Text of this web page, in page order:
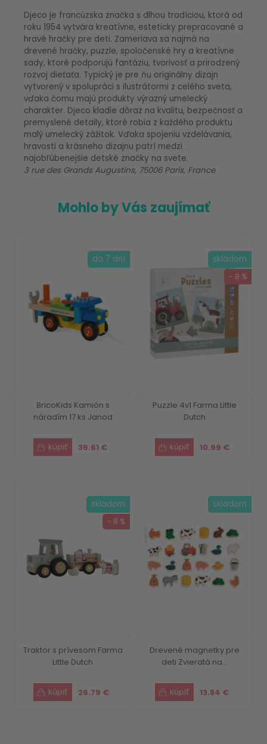
Djeco je francúzska značka s dlhou tradíciou, ktorá od
roku 1954 vytvára kreatívne, esteticky prepracované a
hravé hračky pre deti. Zameriava sa najmä na
drevené hračky, puzzle, spoločenské hry a kreatívne
sady, ktoré podporujú fantáziu, tvorivosť a prirodzený
rozvoj dieťaťa. Typický je pre ňu originálny dizajn
vytvorený v spolupráci s ilustrátormi z celého sveta,
vďaka čomu majú produkty výrazný umelecký
charakter. Djeco kladie dôraz na kvalitu, bezpečnosť a
premyslené detaily, ktoré robia z každého produktu
malý umelecký zážitok. Vďaka spojeniu vzdelávania,
hravosti a krásneho dizajnu patrí medzi
najobľúbenejšie detské značky na svete.
3 rue des Grands Augustins, 75006 Paris, France
Mohlo by Vás zaujímať
BricoKids Kamión s
náradím 17 ks Janod
36.61 €
do 7 dní
Puzzle 4v1 Farma Little
Dutch
10.99 €
skladom
- 8 %
Traktor s prívesom Farma
Little Dutch
26.79 €
skladom
- 8 %
Drevené magnetky pre
deti Zvieratá na...
13.84 €
skladom